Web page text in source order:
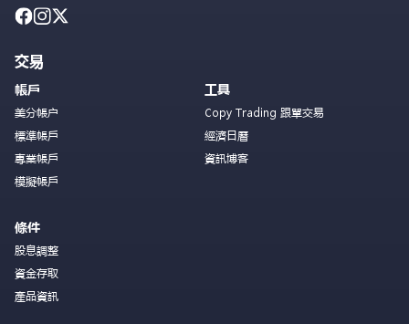
交易
帳戶
美分帳户
標準帳戶
專業帳戶
模擬帳戶
條件
股息調整
資金存取
產品資訊
工具
Copy Trading 跟單交易
經濟日曆
資訊博客